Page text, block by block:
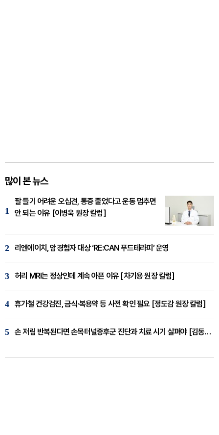
많이 본 뉴스
1
팔 들기 어려운 오십견, 통증 줄었다고 운동 멈추면
안 되는 이유 [이병욱 원장 칼럼]
2 리엔에이치, 암경험자 대상 ‘RE:CAN 푸드테라피’ 운영
3 허리 MRI는 정상인데 계속 아픈 이유 [차기용 원장 칼럼]
4 휴가철 건강검진, 금식·복용약 등 사전 확인 필요 [정도감 원장 칼럼]
5 손 저림 반복된다면 손목터널증후군 진단과 치료 시기 살펴야 [김동현 원장 칼럼]